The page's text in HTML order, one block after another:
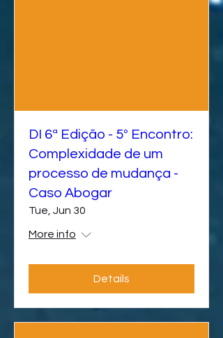
DI 6ª Edição - 5º Encontro:
Complexidade de um
processo de mudança -
Caso Abogar
Tue, Jun 30
More info
Details